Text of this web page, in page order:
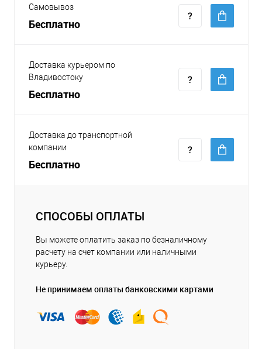
Самовывоз
Бесплатно
Доставка курьером по
Владивостоку
Бесплатно
Доставка до транспортной
компании
Бесплатно
СПОСОБЫ ОПЛАТЫ
Вы можете оплатить заказ по безналичному
расчету на счет компании или наличными
курьеру.
Не принимаем оплаты банковскими картами